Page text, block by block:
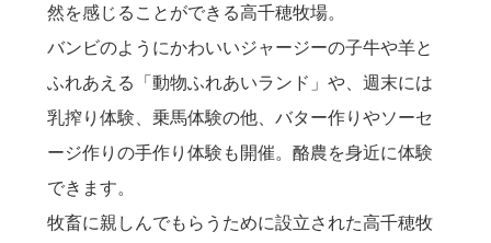
然を感じることができる高千穂牧場。
バンビのようにかわいいジャージーの子牛や羊と
ふれあえる「動物ふれあいランド」や、週末には
乳搾り体験、乗馬体験の他、バター作りやソーセ
ージ作りの手作り体験も開催。酪農を身近に体験
できます。
牧畜に親しんでもらうために設立された高千穂牧